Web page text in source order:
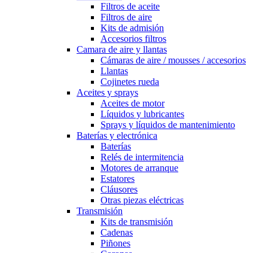
Filtros de aceite
Filtros de aire
Kits de admisión
Accesorios filtros
Camara de aire y llantas
Cámaras de aire / mousses / accesorios
Llantas
Cojinetes rueda
Aceites y sprays
Aceites de motor
Líquidos y lubricantes
Sprays y líquidos de mantenimiento
Baterías y electrónica
Baterías
Relés de intermitencia
Motores de arranque
Estatores
Cláusores
Otras piezas eléctricas
Transmisión
Kits de transmisión
Cadenas
Piñones